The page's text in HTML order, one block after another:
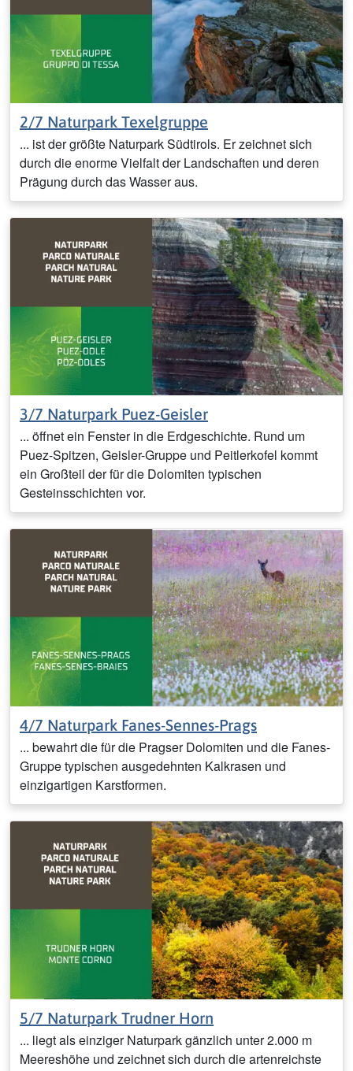
2/7 Naturpark Texelgruppe
... ist der größte Naturpark Südtirols. Er zeichnet sich
durch die enorme Vielfalt der Landschaften und deren
Prägung durch das Wasser aus.
3/7 Naturpark Puez-Geisler
... öffnet ein Fenster in die Erdgeschichte. Rund um
Puez-Spitzen, Geisler-Gruppe und Peitlerkofel kommt
ein Großteil der für die Dolomiten typischen
Gesteinsschichten vor.
4/7 Naturpark Fanes-Sennes-Prags
... bewahrt die für die Pragser Dolomiten und die Fanes-
Gruppe typischen ausgedehnten Kalkrasen und
einzigartigen Karstformen.
5/7 Naturpark Trudner Horn
... liegt als einziger Naturpark gänzlich unter 2.000 m
Meereshöhe und zeichnet sich durch die artenreichste